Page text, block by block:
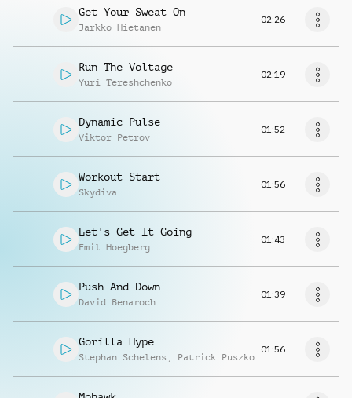
Get Your Sweat On
Jarkko Hietanen
02:26
Run The Voltage
Yuri Tereshchenko
02:19
Dynamic Pulse
Viktor Petrov
01:52
Workout Start
Skydiva
01:56
Let's Get It Going
Emil Hoegberg
01:43
Push And Down
David Benaroch
01:39
Gorilla Hype
Stephan Schelens , Patrick Puszko
01:56